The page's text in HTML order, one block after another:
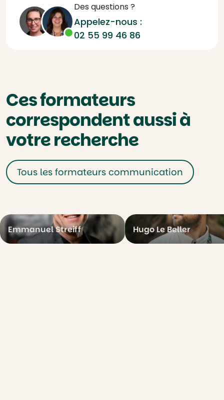
Des questions ?
Appelez-nous :
02 55 99 46 86
Ces formateurs
correspondent aussi à
votre recherche
Tous les formateurs communication
Emmanuel Streiff Hugo Le Beller